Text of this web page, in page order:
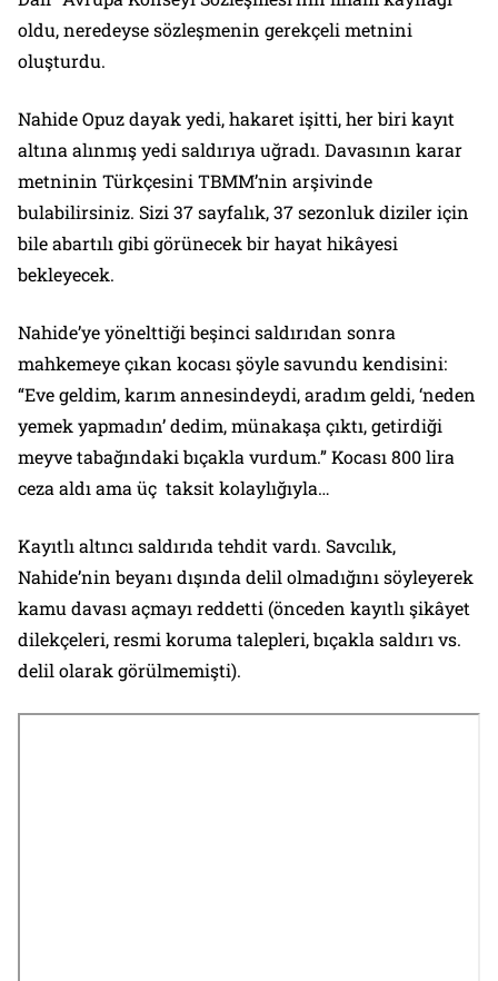
oldu, neredeyse sözleşmenin gerekçeli metnini
oluşturdu.
Nahide Opuz dayak yedi, hakaret işitti, her biri kayıt
altına alınmış yedi saldırıya uğradı. Davasının karar
metninin Türkçesini TBMM’nin arşivinde
bulabilirsiniz. Sizi 37 sayfalık, 37 sezonluk diziler için
bile abartılı gibi görünecek bir hayat hikâyesi
bekleyecek.
Nahide’ye yönelttiği beşinci saldırıdan sonra
mahkemeye çıkan kocası şöyle savundu kendisini:
“Eve geldim, karım annesindeydi, aradım geldi, ‘neden
yemek yapmadın’ dedim, münakaşa çıktı, getirdiği
meyve tabağındaki bıçakla vurdum.” Kocası 800 lira
ceza aldı ama üç taksit kolaylığıyla…
Kayıtlı altıncı saldırıda tehdit vardı. Savcılık,
Nahide’nin beyanı dışında delil olmadığını söyleyerek
kamu davası açmayı reddetti (önceden kayıtlı şikâyet
dilekçeleri, resmi koruma talepleri, bıçakla saldırı vs.
delil olarak görülmemişti).